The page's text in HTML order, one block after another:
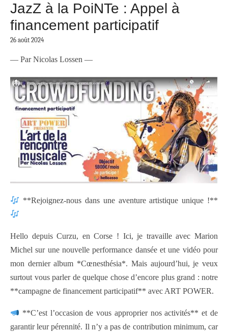
JazZ à la PoiNTe : Appel à
financement participatif
26 août 2024
— Par Nicolas Lossen —
**Rejoignez-nous dans une aventure artistique unique !**
Hello depuis Curzu, en Corse ! Ici, je travaille avec Marion
Michel sur une nouvelle performance dansée et une vidéo pour
mon dernier album *Cœnesthésia*. Mais aujourd’hui, je veux
surtout vous parler de quelque chose d’encore plus grand : notre
**campagne de financement participatif** avec ART POWER.
**C’est l’occasion de vous approprier nos activités** et de
garantir leur pérennité. Il n’y a pas de contribution minimum, car